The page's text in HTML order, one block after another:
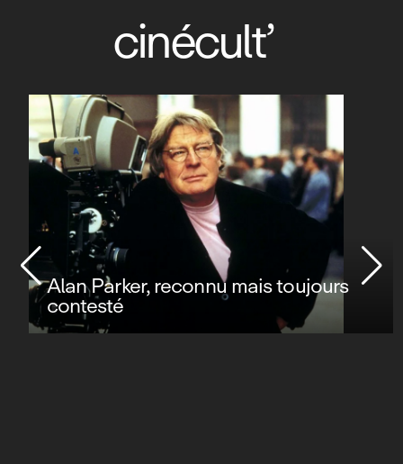
cinécult’
Alan Parker, reconnu mais toujours
contesté